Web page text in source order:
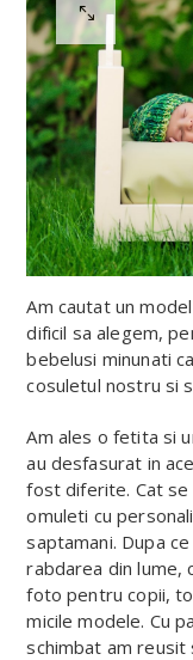
Am cautat un
dificil sa alegem,
bebelusi minunati
cosuletul nostru si
Am ales o fetita si
au desfasurat in
fost diferite. Cat se
omuleti cu
saptamani. Dupa
rabdarea din lume,
foto pentru copii,
micile modele. Cu
schimbat am reusit